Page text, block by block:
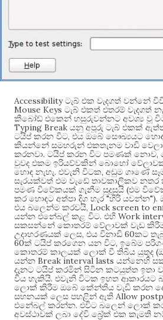
Accessibility ටැබ් එක වැදගත් වන්නේ
Mouse Keys ටැබ් එකත් එතරම් වැදගත්
කීබෝඩ් එකෙන් හසුරුවන්නට අවශ්‍ය වූ
Typing Break යනු අපූරු ටැබ් එකක්
ටයිප් කරන විට, එය ඔබේ සෞඛ්‍යයට
කියන්නේ සමහරුන් එකතැනම වාඩි
කරනවා. ටයිප් කරන විට පමණක් නොව,
වුවද එකම ඉරියව්වකින් බොහෝ
හොඳ නැහැ. එවැනි විටක, අඩුම ගාණේ
සැරයක්වත් එම වැඩේ තාවකාලිකව
පමණ විවේකයක් ගැනීම සුදුසුයි (එම
කර හොඳට අත්පා දිග හැර "හිරි යවන්න").
එය බලෙන්ම කරවයි, Lock screen to
යන්න එනේබල් කළ විට. එහි Work
සකසන්නේ කොතරම් වේලාවක් වැඩ
උදාහරණයක් ලෙස, එය විනාඩි 60කට
60ක් ටයිප් කරගෙන යන විට, ඉබේම
කොතරම් කාලයක් ලොක් වී තිබිය යුතුද (
යන්න Break interval lasts යන්නෙහි
දැනට ටයිප් කරමින් සිටින කටයුත්ත ඉතා
විය හැකියි. එවැනි විටක ඉහත ආකාරයට
ලොක් කිරීම ඔබේ කේන්තිය වැඩි කරන
සහනයක් ලෙස පහළින් ඇති Allow
එනේබල් කරන්න. එවිට බලෙන් ලොක්
අවස්ථාවක් ලබා දේවි බ්‍රේක් එක කැමති